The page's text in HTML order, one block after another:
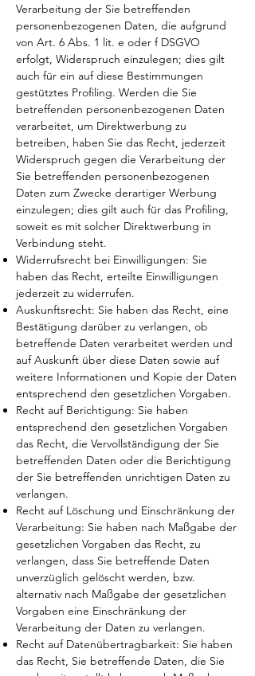
Verarbeitung der Sie betreffenden
personenbezogenen Daten, die aufgrund
von Art. 6 Abs. 1 lit. e oder f DSGVO
erfolgt, Widerspruch einzulegen; dies gilt
auch für ein auf diese Bestimmungen
gestütztes Profiling. Werden die Sie
betreffenden personenbezogenen Daten
verarbeitet, um Direktwerbung zu
betreiben, haben Sie das Recht, jederzeit
Widerspruch gegen die Verarbeitung der
Sie betreffenden personenbezogenen
Daten zum Zwecke derartiger Werbung
einzulegen; dies gilt auch für das Profiling,
soweit es mit solcher Direktwerbung in
Verbindung steht.
Widerrufsrecht bei Einwilligungen: Sie
haben das Recht, erteilte Einwilligungen
jederzeit zu widerrufen.
Auskunftsrecht: Sie haben das Recht, eine
Bestätigung darüber zu verlangen, ob
betreffende Daten verarbeitet werden und
auf Auskunft über diese Daten sowie auf
weitere Informationen und Kopie der Daten
entsprechend den gesetzlichen Vorgaben.
Recht auf Berichtigung: Sie haben
entsprechend den gesetzlichen Vorgaben
das Recht, die Vervollständigung der Sie
betreffenden Daten oder die Berichtigung
der Sie betreffenden unrichtigen Daten zu
verlangen.
Recht auf Löschung und Einschränkung der
Verarbeitung: Sie haben nach Maßgabe der
gesetzlichen Vorgaben das Recht, zu
verlangen, dass Sie betreffende Daten
unverzüglich gelöscht werden, bzw.
alternativ nach Maßgabe der gesetzlichen
Vorgaben eine Einschränkung der
Verarbeitung der Daten zu verlangen.
Recht auf Datenübertragbarkeit: Sie haben
das Recht, Sie betreffende Daten, die Sie